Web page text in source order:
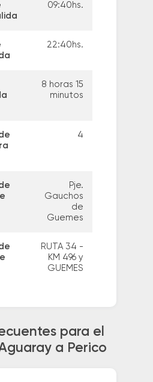
09:40hs.
22:40hs.
8 horas 15
minutos
4
Pje.
Gauchos
de
Guemes
RUTA 34 -
KM 496 y
GUEMES
para el
a Perico